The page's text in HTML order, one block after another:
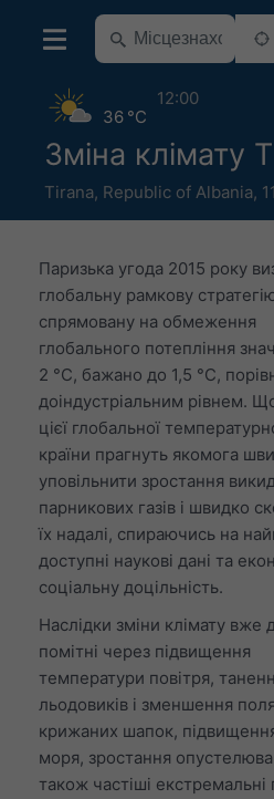
Зміна клімату
Tirana, Republic of Albania,
36 °C
12:00
Паризька угода 2015 року
глобальну рамкову
спрямовану на обмеження
глобального потепління
2 °C, бажано до 1,5 °C,
доіндустріальним рівнем.
цієї глобальної
країни прагнуть якомога
уповільнити зростання
парникових газів і швидко
їх надалі, спираючись на
доступні наукові дані та
соціальну доцільність.
Наслідки зміни клімату вже
помітні через підвищення
температури повітря,
льодовиків і зменшення
крижаних шапок,
моря, зростання
також частіші екстремальні